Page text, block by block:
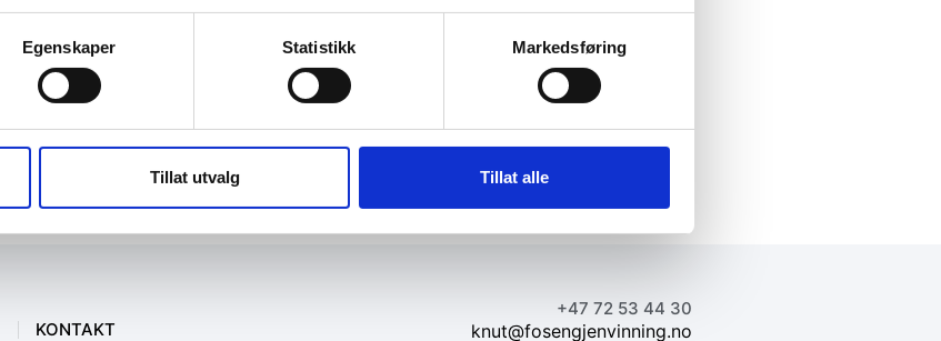
Egenskaper Statistikk Markedsføring
Tillat utvalg Tillat alle
KONTAKT
+47 72 53 44 30
knut@fosengjenvinning.no